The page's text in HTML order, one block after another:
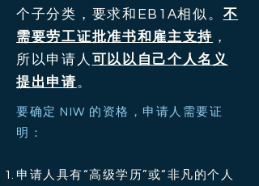
个子分类，要求和EB1A相似。 不
需要劳工证批准书和雇主支持 ，
所以申请人 可以以自己个人名义
提出申请。
要确定 NIW 的资格，申请人需要证
明：
申请人具有“高级学历”或“非凡的个人